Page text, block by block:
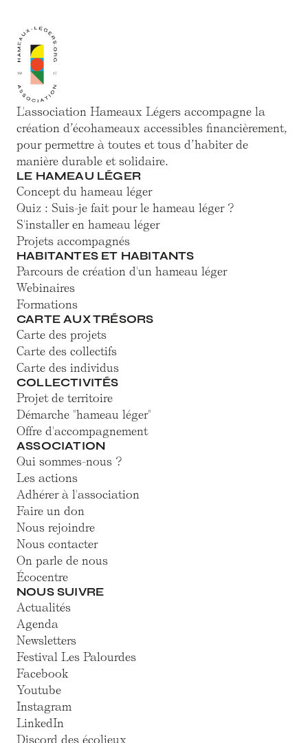
L'association Hameaux Légers accompagne la
création d’écohameaux accessibles financièrement,
pour permettre à toutes et tous d’habiter de
manière durable et solidaire.
LE HAMEAU LÉGER
Concept du hameau léger
Quiz : Suis-je fait pour le hameau léger ?
S'installer en hameau léger
Projets accompagnés
HABITANTES ET HABITANTS
Parcours de création d'un hameau léger
Webinaires
Formations
CARTE AUX TRÉSORS
Carte des projets
Carte des collectifs
Carte des individus
COLLECTIVITÉS
Projet de territoire
Démarche "hameau léger"
Offre d'accompagnement
ASSOCIATION
Qui sommes-nous ?
Les actions
Adhérer à l'association
Faire un don
Nous rejoindre
Nous contacter
On parle de nous
Écocentre
NOUS SUIVRE
Actualités
Agenda
Newsletters
Festival Les Palourdes
Facebook
Youtube
Instagram
LinkedIn
Discord des écolieux